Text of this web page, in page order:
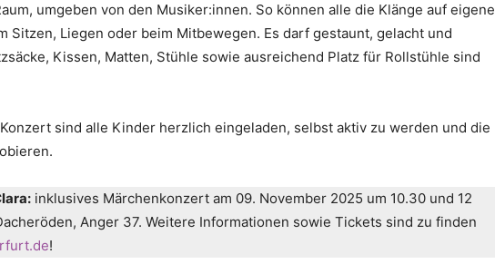
umgeben von den Musiker:innen. So können alle die Klänge auf eigene
Sitzen, Liegen oder beim Mitbewegen. Es darf gestaunt, gelacht und
Kissen, Matten, Stühle sowie ausreichend Platz für Rollstühle sind
sind alle Kinder herzlich eingeladen, selbst aktiv zu werden und die
inklusives Märchenkonzert am 09. November 2025 um 10.30 und 12
Anger 37. Weitere Informationen sowie Tickets sind zu finden
!